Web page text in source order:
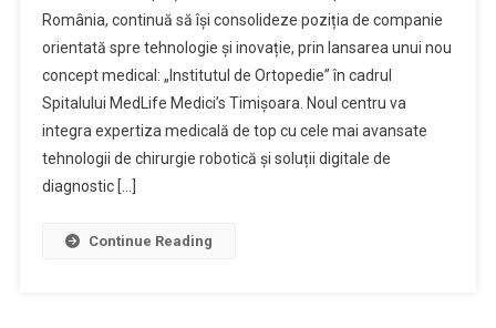
România, continuă să își consolideze poziția de companie
orientată spre tehnologie și inovație, prin lansarea unui nou
concept medical: „Institutul de Ortopedie” în cadrul
Spitalului MedLife Medici’s Timișoara. Noul centru va
integra expertiza medicală de top cu cele mai avansate
tehnologii de chirurgie robotică și soluții digitale de
diagnostic […]
Continue Reading